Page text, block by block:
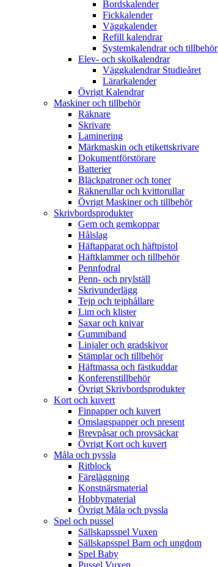
Bordskalender
Fickkalender
Väggkalender
Refill kalendrar
Systemkalendrar och tillbehör
Elev- och skolkalendrar
Väggkalendrar Studieåret
Lärarkalender
Övrigt Kalendrar
Maskiner och tillbehör
Räknare
Skrivare
Laminering
Märkmaskin och etikettskrivare
Dokumentförstörare
Batterier
Bläckpatroner och toner
Räknerullar och kvittorullar
Övrigt Maskiner och tillbehör
Skrivbordsprodukter
Gem och gemkoppar
Hålslag
Häftapparat och häftpistol
Häftklammer och tillbehör
Pennfodral
Penn- och prylställ
Skrivunderlägg
Tejp och tejphållare
Lim och klister
Saxar och knivar
Gummiband
Linjaler och gradskivor
Stämplar och tillbehör
Häftmassa och fästkuddar
Konferenstillbehör
Övrigt Skrivbordsprodukter
Kort och kuvert
Finpapper och kuvert
Omslagspapper och present
Brevpåsar och provsäckar
Övrigt Kort och kuvert
Måla och pyssla
Ritblock
Färgläggning
Konstnärsmaterial
Hobbymaterial
Övrigt Måla och pyssla
Spel och pussel
Sällskapsspel Vuxen
Sällskapsspel Barn och ungdom
Spel Baby
Pussel Vuxen